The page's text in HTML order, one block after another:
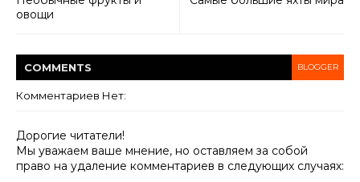
овощи
COMMENTS BLOGGER
Комментариев Нет:
Дорогие читатели!
Мы уважаем ваше мнение, но оставляем за собой
право на удаление комментариев в следующих случаях: